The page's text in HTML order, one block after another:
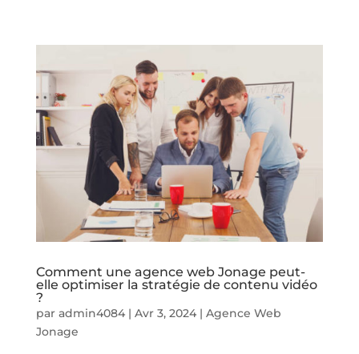
Comment une agence web Jonage peut-
elle optimiser la stratégie de contenu vidéo
?
par admin4084| Avr 3, 2024| Agence Web
Jonage